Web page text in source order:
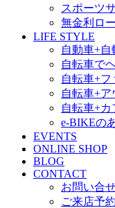
スポーツ
無金利ロ
LIFE STYLE
自動車+自
自転車で
自転車+フ
自転車+ア
自転車+カ
e-BIKEの
EVENTS
ONLINE SHOP
BLOG
CONTACT
お問い合
ご来店予